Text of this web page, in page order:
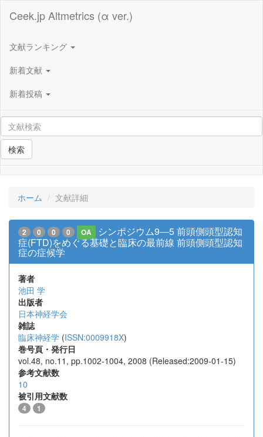
Ceek.jp Altmetrics (α ver.)
文献ランキング
新着文献
新着投稿
検索
ホーム 文献詳細
2 0 0 0 OA
シンポジウム9―5 前頭側頭型認知
症(FTD)をめぐる基礎と臨床の最前線 前頭側頭型認知
症の症候学
著者
池田 学
出版者
日本神経学会
雑誌
臨床神経学 (ISSN:0009918X)
巻号頁・発行日
vol.48, no.11, pp.1002-1004, 2008 (Released:2009-01-15)
参考文献数
10
被引用文献数
4 1